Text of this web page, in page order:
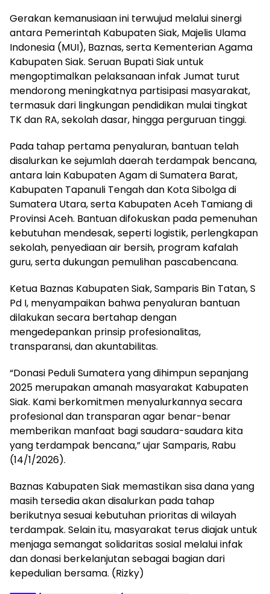
Gerakan kemanusiaan ini terwujud melalui sinergi
antara Pemerintah Kabupaten Siak, Majelis Ulama
Indonesia (MUI), Baznas, serta Kementerian Agama
Kabupaten Siak. Seruan Bupati Siak untuk
mengoptimalkan pelaksanaan infak Jumat turut
mendorong meningkatnya partisipasi masyarakat,
termasuk dari lingkungan pendidikan mulai tingkat
TK dan RA, sekolah dasar, hingga perguruan tinggi.
Pada tahap pertama penyaluran, bantuan telah
disalurkan ke sejumlah daerah terdampak bencana,
antara lain Kabupaten Agam di Sumatera Barat,
Kabupaten Tapanuli Tengah dan Kota Sibolga di
Sumatera Utara, serta Kabupaten Aceh Tamiang di
Provinsi Aceh. Bantuan difokuskan pada pemenuhan
kebutuhan mendesak, seperti logistik, perlengkapan
sekolah, penyediaan air bersih, program kafalah
guru, serta dukungan pemulihan pascabencana.
Ketua Baznas Kabupaten Siak, Samparis Bin Tatan, S
Pd I, menyampaikan bahwa penyaluran bantuan
dilakukan secara bertahap dengan
mengedepankan prinsip profesionalitas,
transparansi, dan akuntabilitas.
“Donasi Peduli Sumatera yang dihimpun sepanjang
2025 merupakan amanah masyarakat Kabupaten
Siak. Kami berkomitmen menyalurkannya secara
profesional dan transparan agar benar-benar
memberikan manfaat bagi saudara-saudara kita
yang terdampak bencana,” ujar Samparis, Rabu
(14/1/2026).
Baznas Kabupaten Siak memastikan sisa dana yang
masih tersedia akan disalurkan pada tahap
berikutnya sesuai kebutuhan prioritas di wilayah
terdampak. Selain itu, masyarakat terus diajak untuk
menjaga semangat solidaritas sosial melalui infak
dan donasi berkelanjutan sebagai bagian dari
kepedulian bersama. (Rizky)